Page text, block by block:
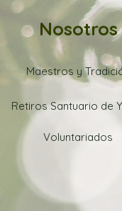
Nosotros
Maestros y
Retiros Santuario de
Voluntariados